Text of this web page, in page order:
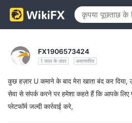
FX1906573424
1 साल के अंदर असत्यापित
कुछ हज़ार U कमाने के बाद मेरा खाता बंद कर दिया,
सेवा से संपर्क करने पर हमेशा कहते हैं कि आपके लिए
प्लेटफॉर्म जल्दी कार्रवाई करे,